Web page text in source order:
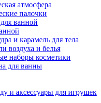
атмосфера
палочки
ванной
и карамель для тела
воздуха и белья
наборы косметики
для ванны
и аксессуары для игрушек